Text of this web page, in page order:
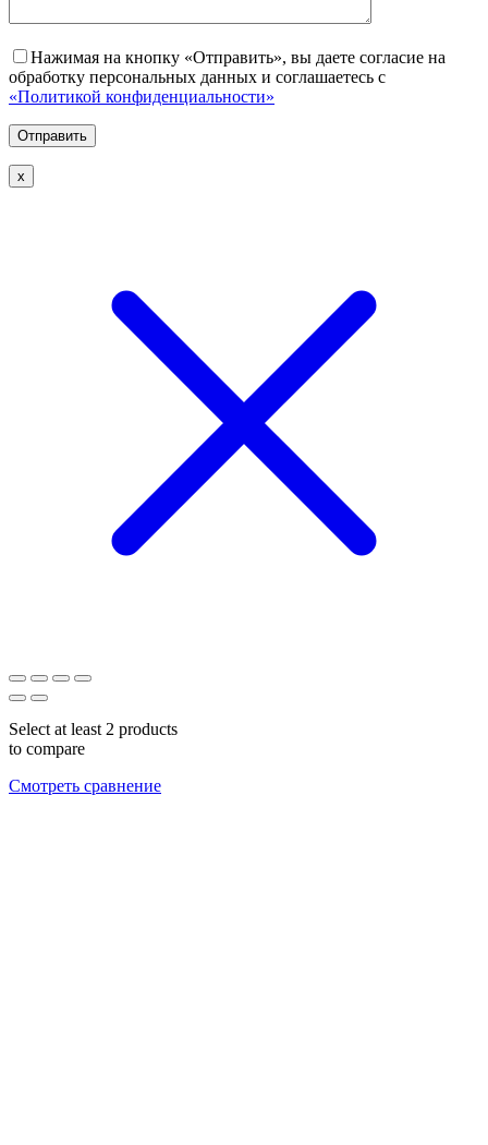
Нажимая на кнопку «Отправить», вы даете согласие на
обработку персональных данных и соглашаетесь с
«Политикой конфиденциальности»
х
Select at least 2 products
to compare
Смотреть сравнение